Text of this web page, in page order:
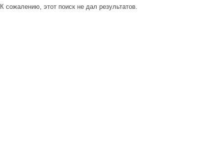
К сожалению, этот поиск не дал результатов.